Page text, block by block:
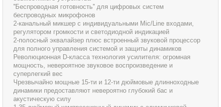
''Беспроводная готовность'' для цифровых систем
беспроводных микрофонов
2-канальный микшер с индивидуальными Mic/Line входами,
регулятором громкости и светодиодной индикацией
2-полосный эквалайзер плюс встроенный звуковой процессор
для полного управления системой и защиты динамиков
Революционная D-класса технология усилителя: огромная
мощность, невероятное звуковое воспроизведение и
суперлегкий вес
Чрезвычайно мощные 15-ти и 12-ти дюймовые длинноходные
динамики предоставляют невероятно глубокий бас и
акустическую силу